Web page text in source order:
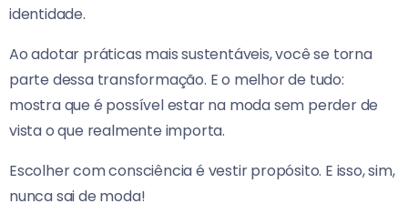
identidade.
Ao adotar práticas mais sustentáveis, você se torna
parte dessa transformação. E o melhor de tudo:
mostra que é possível estar na moda sem perder de
vista o que realmente importa.
Escolher com consciência é vestir propósito. E isso, sim,
nunca sai de moda!